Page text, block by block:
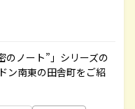
のノート”」シリーズの
ン南東の田舎町をご紹